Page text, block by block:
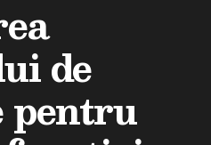
de
pentru